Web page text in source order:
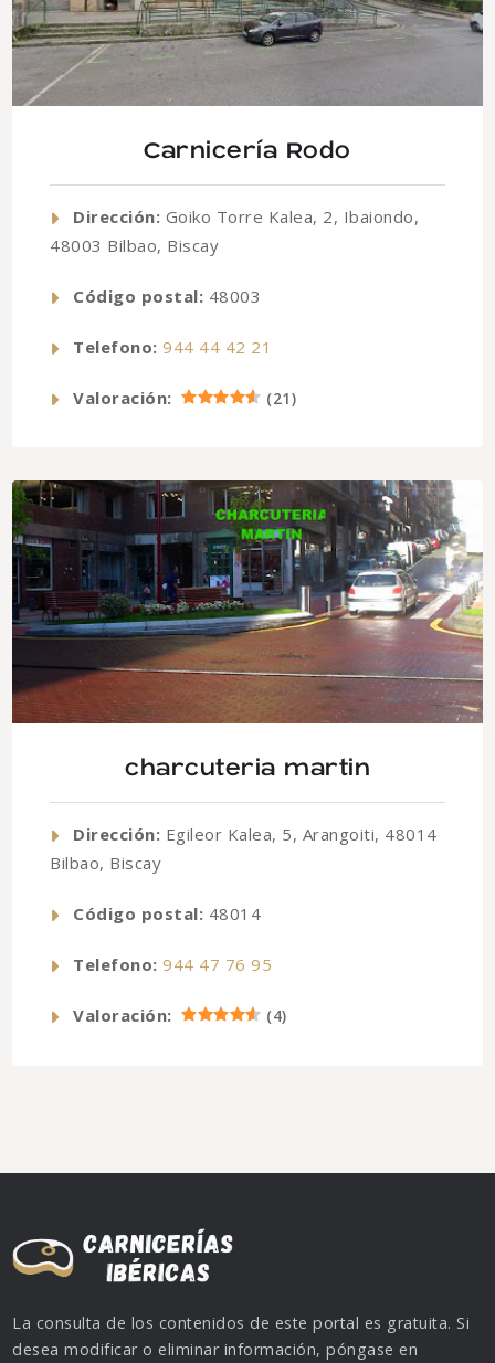
Carnicería Rodo
Dirección: Goiko Torre Kalea, 2, Ibaiondo,
48003 Bilbao, Biscay
Código postal: 48003
Telefono: 944 44 42 21
Valoración: (21)
charcuteria martin
Dirección: Egileor Kalea, 5, Arangoiti, 48014
Bilbao, Biscay
Código postal: 48014
Telefono: 944 47 76 95
Valoración: (4)
La consulta de los contenidos de este portal es gratuita. Si
desea modificar o eliminar información, póngase en